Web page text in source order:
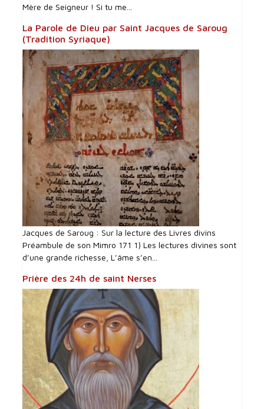
Mère de Seigneur ! Si tu me...
La Parole de Dieu par Saint Jacques de Saroug
(Tradition Syriaque)
Jacques de Saroug : Sur la lecture des Livres divins
Préambule de son Mimro 171 1) Les lectures divines sont
d’une grande richesse, L’âme s’en...
Prière des 24h de saint Nerses